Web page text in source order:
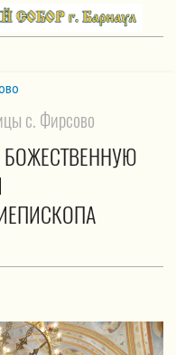
с. Фирсово